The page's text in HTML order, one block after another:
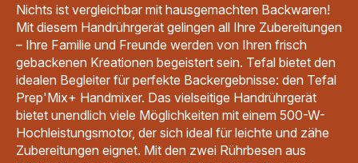
Nichts ist vergleichbar mit hausgemachten Backwaren!
Mit diesem Handrührgerät gelingen all Ihre Zubereitungen
– Ihre Familie und Freunde werden von Ihren frisch
gebackenen Kreationen begeistert sein. Tefal bietet den
idealen Begleiter für perfekte Backergebnisse: den Tefal
Prep'Mix+ Handmixer. Das vielseitige Handrührgerät
bietet unendlich viele Möglichkeiten mit einem 500-W-
Hochleistungsmotor, der sich ideal für leichte und zähe
Zubereitungen eignet. Mit den zwei Rührbesen aus